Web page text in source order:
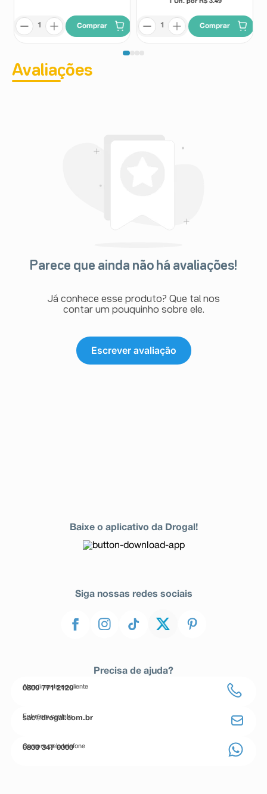
Comprar Comprar
Avaliações
Parece que ainda não há avaliações!
Já conhece esse produto? Que tal nos
contar um pouquinho sobre ele.
Escrever avaliação
Baixe o aplicativo da Drogal!
Siga nossas redes sociais
Precisa de ajuda?
Atendimento ao cliente
0800 771 2120
Entre em contato
sac@drogal.com.br
Compre pelo telefone
0800 347 0000